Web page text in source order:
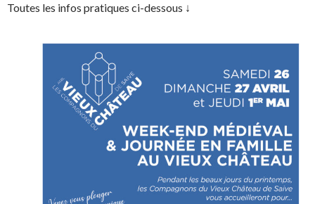
Toutes les infos pratiques ci-dessous ↓